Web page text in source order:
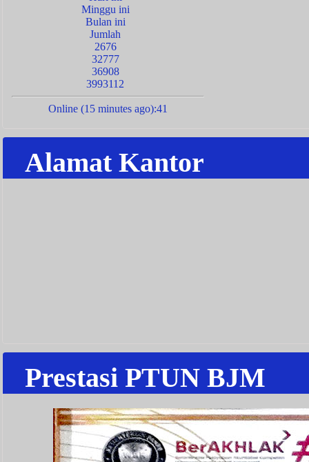
Minggu ini
Bulan ini
Jumlah
2676
32777
36908
3993112
Online (15 minutes ago):41
Alamat Kantor
Prestasi PTUN BJM